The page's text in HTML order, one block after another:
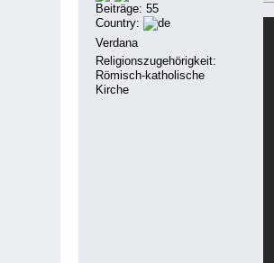
Beiträge: 55
Country:
Verdana
Religionszugehörigkeit:
Römisch-katholische
Kirche